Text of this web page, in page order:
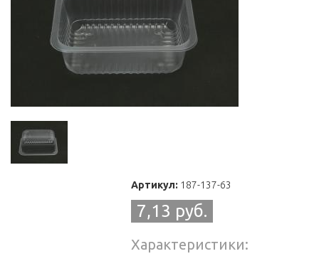
Артикул: 187-137-63
7,13 руб.
Характеристики